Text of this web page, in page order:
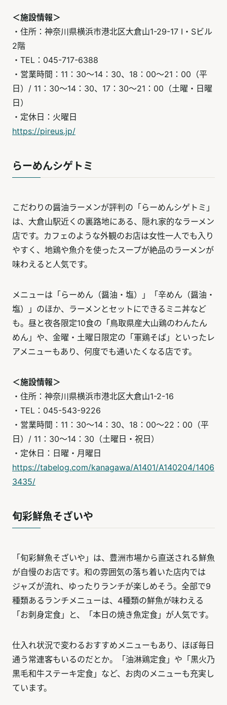
＜施設情報＞
・住所：神奈川県横浜市港北区大倉山1-29-17 I・Sビル
2階
・TEL：045-717-6388
・営業時間：11：30～14：30、18：00～21：00（平
日）/ 11：30～14：30、17：30～21：00（土曜・日曜
日）
・定休日：火曜日
https://pireus.jp/
らーめんシゲトミ
こだわりの醤油ラーメンが評判の「らーめんシゲトミ」
は、大倉山駅近くの裏路地にある、隠れ家的なラーメン
店です。カフェのような外観のお店は女性一人でも入り
やすく、地鶏や魚介を使ったスープが絶品のラーメンが
味わえると人気です。
メニューは「らーめん（醤油・塩）」「辛めん（醤油・
塩）」のほか、ラーメンとセットにできるミニ丼など
も。昼と夜各限定10食の「鳥取県産大山鶏のわんたん
めん」や、金曜・土曜日限定の「軍鶏そば」といったレ
アメニューもあり、何度でも通いたくなる店です。
＜施設情報＞
・住所：神奈川県横浜市港北区大倉山1-2-16
・TEL：045-543-9226
・営業時間：11：30～14：30、18：00～22：00（平
日）/ 11：30～14：30（土曜日・祝日）
・定休日：日曜・月曜日
https://tabelog.com/kanagawa/A1401/A140204/1406
3435/
旬彩鮮魚そざいや
「旬彩鮮魚そざいや」は、豊洲市場から直送される鮮魚
が自慢のお店です。和の雰囲気の落ち着いた店内では
ジャズが流れ、ゆったりランチが楽しめそう。全部で9
種類あるランチメニューは、4種類の鮮魚が味わえる
「お刺身定食」と、「本日の焼き魚定食」が人気です。
仕入れ状況で変わるおすすめメニューもあり、ほぼ毎日
通う常連客もいるのだとか。「油淋鶏定食」や「黒火乃
黒毛和牛ステーキ定食」など、お肉のメニューも充実し
ています。